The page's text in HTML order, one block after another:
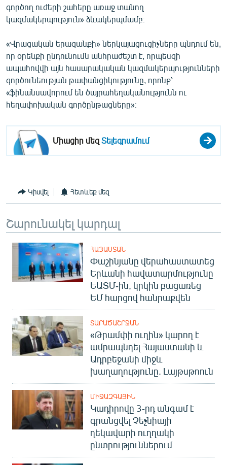
English
Русский
ՀԵՏԵՎԵՔ ՄԵԶ
գործող ուժերի շահերը առաջ տանող
կազմակերպություն» ձևակերպմամբ։
«Վրացական երազանքի» ներկայացուցիչները պնդում են,
որ օրենքի ընդունումն անհրաժեշտ է, որպեսզի
ապահովվի այն հասարակական կազմակերպությունների
գործունեության թափանցիկությունը, որոնք՝
«ֆինանսավորում են ծայրահեղականությունն ու
հեղափոխական գործընթացները»։
Միացիր մեզՏելեգրամում
Կիսվել Հետևեք մեզ
Շարունակել կարդալ
ՀԱՅԱՍՏԱՆ
Փաշինյանը վերահաստատեց
Երևանի հավատարմությունը
ԵԱՏՄ-ին, կրկին բացառեց
ԵՄ հարցով հանրաքվեն
ՏԱՐԱԾԱՇՐՋԱՆ
«Թրամփի ուղին» կարող է
ամրապնդել Հայաստանի և
Ադրբեջանի միջև
խաղաղությունը. Լայթսթոուն
ՄԻՋԱԶԳԱՅԻՆ
Կադիրովը 3-րդ անգամ է
գրանցվել Չեչնիայի
ղեկավարի ուղղակի
ընտրություններում